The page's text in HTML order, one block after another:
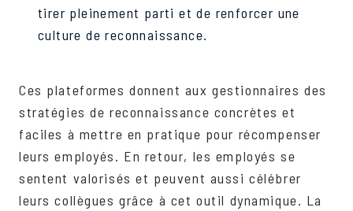
tirer pleinement parti et de renforcer une
culture de reconnaissance.
Ces plateformes donnent aux gestionnaires des
stratégies de reconnaissance concrètes et
faciles à mettre en pratique pour récompenser
leurs employés. En retour, les employés se
sentent valorisés et peuvent aussi célébrer
leurs collègues grâce à cet outil dynamique. La